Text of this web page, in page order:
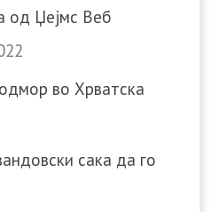
од Џејмс Веб
во Хрватска
сака да го